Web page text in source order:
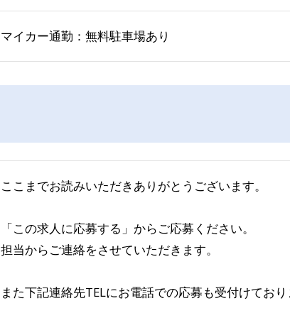
マイカー通勤：無料駐車場あり
ここまでお読みいただきありがとうございます。
「この求人に応募する」からご応募ください。
担当からご連絡をさせていただきます。
また下記連絡先TELにお電話での応募も受付けており